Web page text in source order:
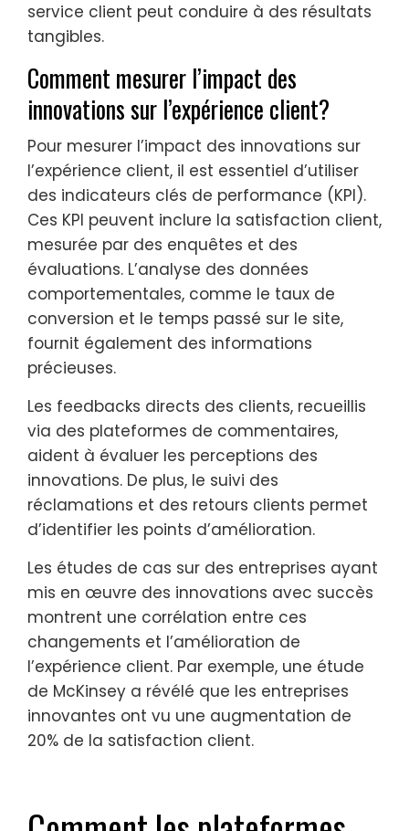
service client peut conduire à des résultats
tangibles.
Comment mesurer l’impact des
innovations sur l’expérience client?
Pour mesurer l’impact des innovations sur
l’expérience client, il est essentiel d’utiliser
des indicateurs clés de performance (KPI).
Ces KPI peuvent inclure la satisfaction client,
mesurée par des enquêtes et des
évaluations. L’analyse des données
comportementales, comme le taux de
conversion et le temps passé sur le site,
fournit également des informations
précieuses.
Les feedbacks directs des clients, recueillis
via des plateformes de commentaires,
aident à évaluer les perceptions des
innovations. De plus, le suivi des
réclamations et des retours clients permet
d’identifier les points d’amélioration.
Les études de cas sur des entreprises ayant
mis en œuvre des innovations avec succès
montrent une corrélation entre ces
changements et l’amélioration de
l’expérience client. Par exemple, une étude
de McKinsey a révélé que les entreprises
innovantes ont vu une augmentation de
20% de la satisfaction client.